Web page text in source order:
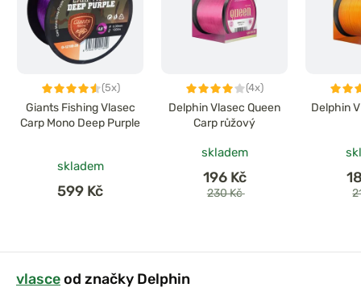
(5x)
Giants Fishing Vlasec
Carp Mono Deep Purple
skladem
599 Kč
(4x)
Delphin Vlasec Queen
Carp růžový
skladem
196 Kč
230 Kč
Delphin
vlasceod značky Delphin